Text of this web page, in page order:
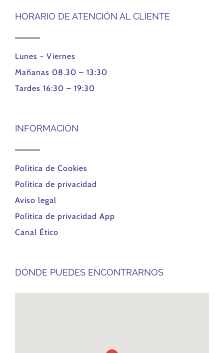
HORARIO DE ATENCIÓN AL CLIENTE
Lunes - Viernes
Mañanas 08.30 – 13:30
Tardes 16:30 – 19:30
INFORMACIÓN
Política de Cookies
Política de privacidad
Aviso legal
Política de privacidad App
Canal Ético
DÓNDE PUEDES ENCONTRARNOS